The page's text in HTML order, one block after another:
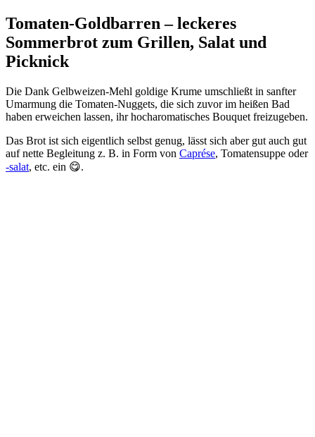
Tomaten-Goldbarren – leckeres
Sommerbrot zum Grillen, Salat und
Picknick
Die Dank Gelbweizen-Mehl goldige Krume umschließt in sanfter
Umarmung die Tomaten-Nuggets, die sich zuvor im heißen Bad
haben erweichen lassen, ihr hocharomatisches Bouquet freizugeben.
Das Brot ist sich eigentlich selbst genug, lässt sich aber gut auch gut
auf nette Begleitung z. B. in Form von Caprése, Tomatensuppe oder
-salat, etc. ein 😋.